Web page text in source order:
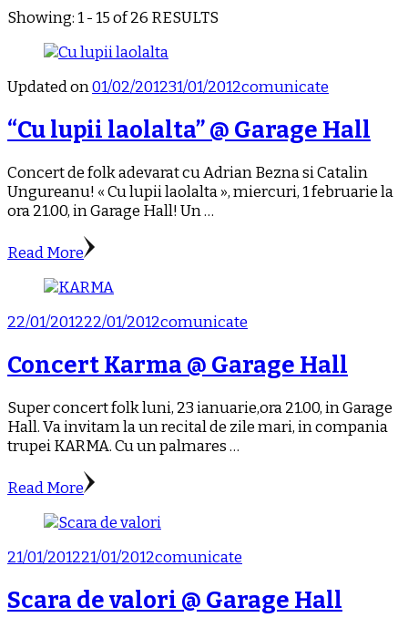
Showing: 1 - 15 of 26 RESULTS
Updated on01/02/201231/01/2012comunicate
“Cu lupii laolalta” @ Garage Hall
Concert de folk adevarat cu Adrian Bezna si Catalin
Ungureanu! « Cu lupii laolalta », miercuri, 1 februarie la
ora 21.00, in Garage Hall! Un …
Read More
22/01/201222/01/2012comunicate
Concert Karma @ Garage Hall
Super concert folk luni, 23 ianuarie,ora 21.00, in Garage
Hall. Va invitam la un recital de zile mari, in compania
trupei KARMA. Cu un palmares …
Read More
21/01/201221/01/2012comunicate
Scara de valori @ Garage Hall